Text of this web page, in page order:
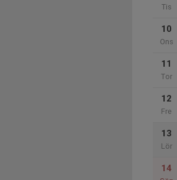
Tis
10
Ons
11
Tor
12
Fre
13
Lör
14